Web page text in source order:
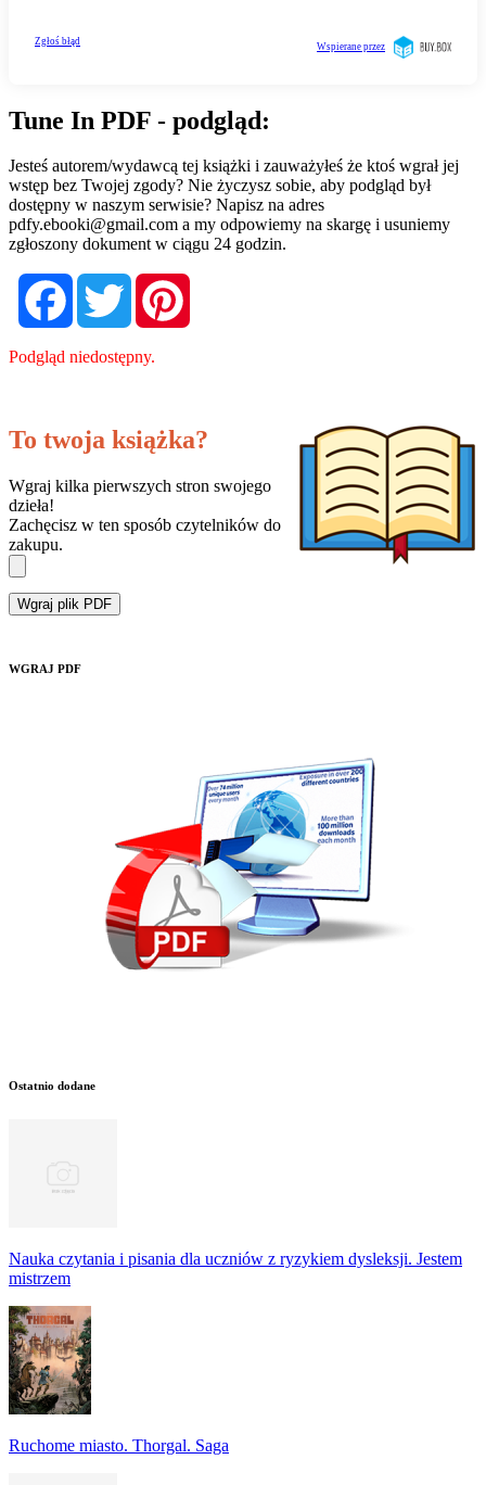
Tune In PDF - podgląd:
Jesteś autorem/wydawcą tej książki i zauważyłeś że ktoś wgrał jej
wstęp bez Twojej zgody? Nie życzysz sobie, aby podgląd był
dostępny w naszym serwisie? Napisz na adres
pdfy.ebooki@gmail.com a my odpowiemy na skargę i usuniemy
zgłoszony dokument w ciągu 24 godzin.
FacebookTwitter
Podgląd niedostępny.
To twoja książka?
Wgraj kilka pierwszych stron swojego
dzieła!
Zachęcisz w ten sposób czytelników do
zakupu.
Wgraj plik PDF
WGRAJ PDF
Ostatnio dodane
Nauka czytania i pisania dla uczniów z ryzykiem dysleksji. Jestem
mistrzem
Ruchome miasto. Thorgal. Saga